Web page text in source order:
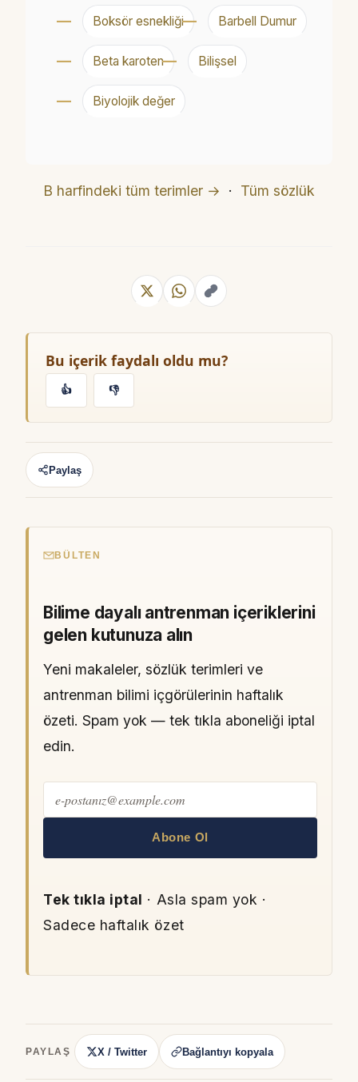
Boksör esnekliği Barbell Dumur
Beta karoten Bilişsel
Biyolojik değer
B harfindeki tüm terimler → · Tüm sözlük
Bu içerik faydalı oldu mu?
👍 👎
Paylaş
BÜLTEN
Bilime dayalı antrenman içeriklerini
gelen kutunuza alın
Yeni makaleler, sözlük terimleri ve
antrenman bilimi içgörülerinin haftalık
özeti. Spam yok — tek tıkla aboneliği iptal
edin.
Abone Ol
Tek tıkla iptal · Asla spam yok ·
Sadece haftalık özet
PAYLAŞ X / Twitter Bağlantıyı kopyala